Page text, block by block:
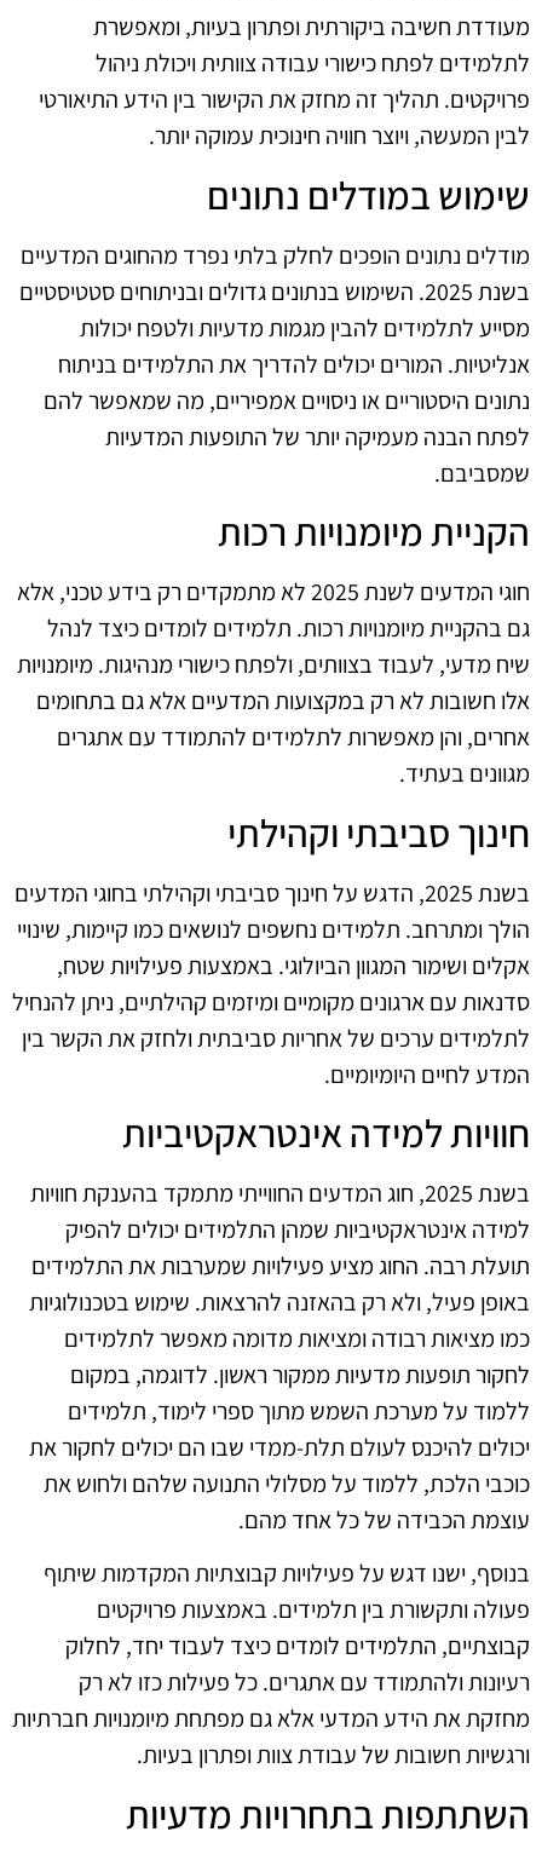
מעודדת חשיבה ביקורתית ופתרון בעיות, ומאפשרת
לתלמידים לפתח כישורי עבודה צוותית ויכולת ניהול
פרויקטים. תהליך זה מחזק את הקישור בין הידע התיאורטי
לבין המעשה, ויוצר חוויה חינוכית עמוקה יותר.
שימוש במודלים נתונים
מודלים נתונים הופכים לחלק בלתי נפרד מהחוגים המדעיים
בשנת 2025. השימוש בנתונים גדולים ובניתוחים סטטיסטיים
מסייע לתלמידים להבין מגמות מדעיות ולטפח יכולות
אנליטיות. המורים יכולים להדריך את התלמידים בניתוח
נתונים היסטוריים או ניסויים אמפיריים, מה שמאפשר להם
לפתח הבנה מעמיקה יותר של התופעות המדעיות
שמסביבם.
הקניית מיומנויות רכות
חוגי המדעים לשנת 2025 לא מתמקדים רק בידע טכני, אלא
גם בהקניית מיומנויות רכות. תלמידים לומדים כיצד לנהל
שיח מדעי, לעבוד בצוותים, ולפתח כישורי מנהיגות. מיומנויות
אלו חשובות לא רק במקצועות המדעיים אלא גם בתחומים
אחרים, והן מאפשרות לתלמידים להתמודד עם אתגרים
מגוונים בעתיד.
חינוך סביבתי וקהילתי
בשנת 2025, הדגש על חינוך סביבתי וקהילתי בחוגי המדעים
הולך ומתרחב. תלמידים נחשפים לנושאים כמו קיימות, שינויי
אקלים ושימור המגוון הביולוגי. באמצעות פעילויות שטח,
סדנאות עם ארגונים מקומיים ומיזמים קהילתיים, ניתן להנחיל
לתלמידים ערכים של אחריות סביבתית ולחזק את הקשר בין
המדע לחיים היומיומיים.
חוויות למידה אינטראקטיביות
בשנת 2025, חוג המדעים החווייתי מתמקד בהענקת חוויות
למידה אינטראקטיביות שמהן התלמידים יכולים להפיק
תועלת רבה. החוג מציע פעילויות שמערבות את התלמידים
באופן פעיל, ולא רק בהאזנה להרצאות. שימוש בטכנולוגיות
כמו מציאות רבודה ומציאות מדומה מאפשר לתלמידים
לחקור תופעות מדעיות ממקור ראשון. לדוגמה, במקום
ללמוד על מערכת השמש מתוך ספרי לימוד, תלמידים
יכולים להיכנס לעולם תלת-ממדי שבו הם יכולים לחקור את
כוכבי הלכת, ללמוד על מסלולי התנועה שלהם ולחוש את
עוצמת הכבידה של כל אחד מהם.
בנוסף, ישנו דגש על פעילויות קבוצתיות המקדמות שיתוף
פעולה ותקשורת בין תלמידים. באמצעות פרויקטים
קבוצתיים, התלמידים לומדים כיצד לעבוד יחד, לחלוק
רעיונות ולהתמודד עם אתגרים. כל פעילות כזו לא רק
מחזקת את הידע המדעי אלא גם מפתחת מיומנויות חברתיות
ורגשיות חשובות של עבודת צוות ופתרון בעיות.
השתתפות בתחרויות מדעיות